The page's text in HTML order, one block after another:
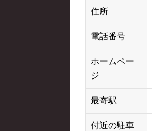
住所
電話番号
ホームペー
ジ
最寄駅
付近の駐車